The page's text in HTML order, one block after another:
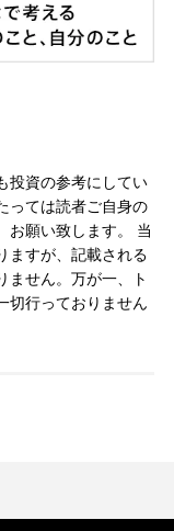
投資の参考にしてい
っては読者ご自身の
お願い致します。 当
ますが、記載される
ません。万が一、ト
切行っておりません